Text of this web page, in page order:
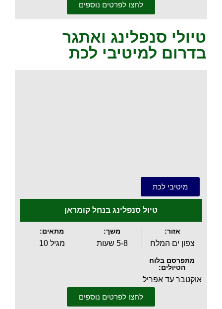
לחצו לפרטים נוספים
טיולי סנפלינג ואתגר
בדרום למיטיבי לכת
מיטיבי לכת
טיול סנפלינג בנחל קומראן
אזור:
צפון ים המלח
משך:
5-8 שעות
מתאים:
מגיל 10
מתפרסם בלוח
הטיולים:
אוקטבר עד אפריל
לחצו לפרטים נוספים